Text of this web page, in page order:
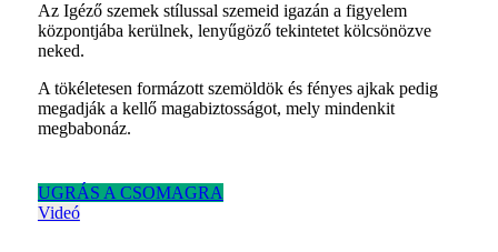
Az Igéző szemek stílussal szemeid igazán a figyelem
központjába kerülnek, lenyűgöző tekintetet kölcsönözve
neked.
A tökéletesen formázott szemöldök és fényes ajkak pedig
megadják a kellő magabiztosságot, mely mindenkit
megbabonáz.
UGRÁS A CSOMAGRA
Videó